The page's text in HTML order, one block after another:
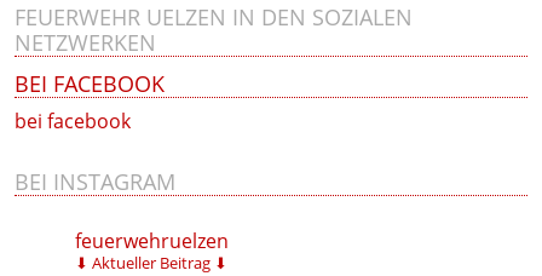
FEUERWEHR UELZEN IN DEN SOZIALEN
NETZWERKEN
BEI FACEBOOK
bei facebook
BEI INSTAGRAM
feuerwehruelzen
⬇ Aktueller Beitrag ⬇